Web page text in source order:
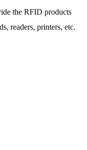
the RFID products
readers, printers, etc.